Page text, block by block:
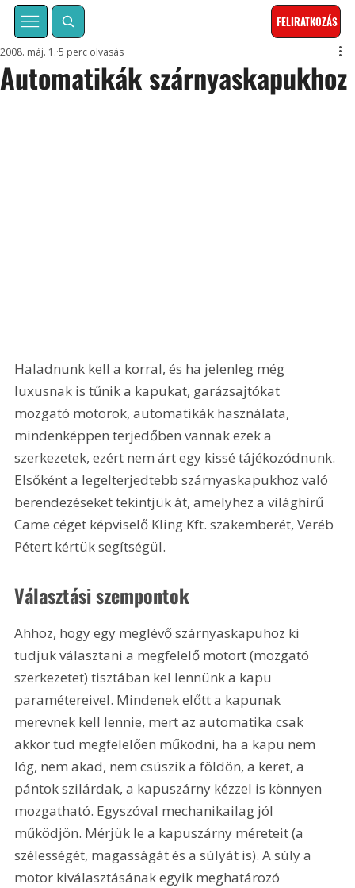
FELIRATKOZÁS
Automatikák szárnyaskapukhoz
2008. máj. 1. 5 perc olvasás
Haladnunk kell a korral, és ha jelenleg még
luxusnak is tűnik a kapukat, garázsajtókat
mozgató motorok, automatikák használata,
mindenképpen terjedőben vannak ezek a
szerkezetek, ezért nem árt egy kissé tájékozódnunk.
Elsőként a legelterjedtebb szárnyaskapukhoz való
berendezéseket tekintjük át, amelyhez a világhírű
Came céget képviselő Kling Kft. szakemberét, Veréb
Pétert kértük segítségül.
Választási szempontok
Ahhoz, hogy egy meglévő szárnyaskapuhoz ki
tudjuk választani a megfelelő motort (mozgató
szerkezetet) tisztában kel lennünk a kapu
paramétereivel. Mindenek előtt a kapunak
merevnek kell lennie, mert az automatika csak
akkor tud megfelelően működni, ha a kapu nem
lóg, nem akad, nem csúszik a földön, a keret, a
pántok szilárdak, a kapuszárny kézzel is könnyen
mozgatható. Egyszóval mechanikailag jól
működjön. Mérjük le a kapuszárny méreteit (a
szélességét, magasságát és a súlyát is). A súly a
motor kiválasztásának egyik meghatározó